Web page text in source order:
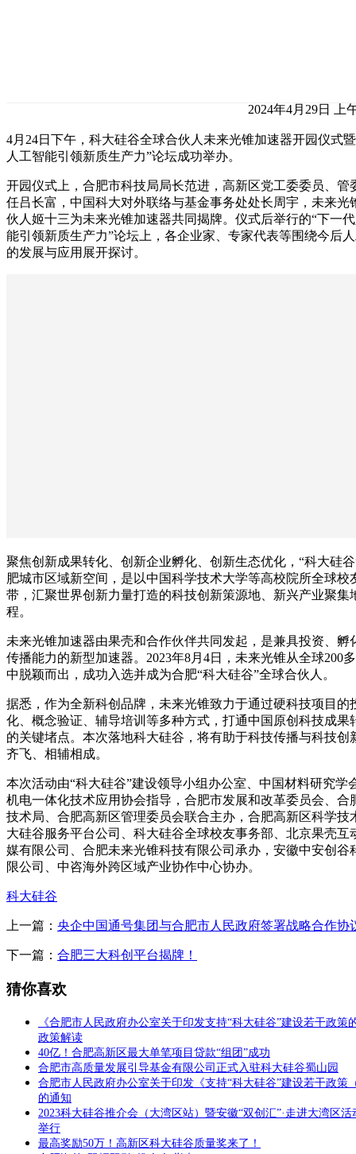
2024年4月29日 上
4月24日下午，科大硅谷全球合伙人未来光锥加速器开园仪式
人工智能引领新质生产力”论坛成功举办。
开园仪式上，合肥市科技局局长范进，高新区党工委委员、管
任吕长富，中国科大对外联络与基金事务处处长周宇，未来光
伙人姬十三为未来光锥加速器共同揭牌。仪式后举行的“下一
能引领新质生产力”论坛上，各企业家、专家代表等围绕今后
的发展与应用展开探讨。
聚焦创新成果转化、创新企业孵化、创新生态优化，“科大硅
肥城市区域新空间，是以中国科学技术大学等高校院所全球校
带，汇聚世界创新力量打造的科技创新策源地、新兴产业聚集
程。
未来光锥加速器由果壳和合作伙伴共同发起，是兼具投资、孵
传播能力的新型加速器。2023年8月4日，未来光锥从全球200
中脱颖而出，成功入选并成为合肥“科大硅谷”全球合伙人。
据悉，作为全新科创品牌，未来光锥致力于通过硬科技项目的
化、概念验证、辅导培训等多种方式，打通中国原创科技成果
的关键堵点。本次落地科大硅谷，将有助于科技传播与科技创
齐飞、相辅相成。
本次活动由“科大硅谷”建设领导小组办公室、中国材料研究学
机电一体化技术应用协会指导，合肥市发展和改革委员会、合
技术局、合肥高新区管理委员会联合主办，合肥高新区科学技
大硅谷服务平台公司、科大硅谷全球校友事务部、北京果壳互
媒有限公司、合肥未来光锥科技有限公司承办，安徽中安创谷
限公司、中咨海外跨区域产业协作中心协办。
科大硅谷
上一篇： 央企中国通号集团与合肥市人民政府签署战略合作协
下一篇： 合肥三大科创平台揭牌！
猜你喜欢
《合肥市人民政府办公室关于印发支持“科大硅谷”建设若干政策
政策解读
40亿！合肥高新区最大单笔项目贷款“组团”成功
合肥市高质量发展引导基金有限公司正式入驻科大硅谷蜀山园
合肥市人民政府办公室关于印发《支持“科大硅谷”建设若干政策
的通知
2023科大硅谷推介会（大湾区站）暨安徽“双创汇”·走进大湾区活
举行
最高奖励50万！高新区科大硅谷质量奖来了！